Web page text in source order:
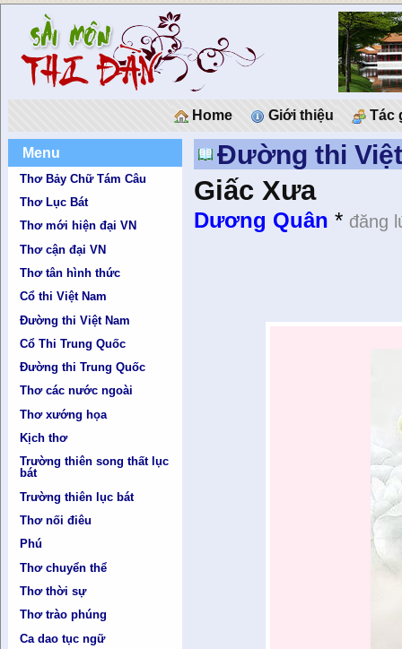
Home Giới thiệu Tác
Menu
Thơ Bảy Chữ Tám Câu
Thơ Lục Bát
Thơ mới hiện đại VN
Thơ cận đại VN
Thơ tân hình thức
Cổ thi Việt Nam
Đường thi Việt Nam
Cổ Thi Trung Quốc
Đường thi Trung Quốc
Thơ các nước ngoài
Thơ xướng họa
Kịch thơ
Trường thiên song thất lục
bát
Trường thiên lục bát
Thơ nối điêu
Phú
Thơ chuyển thể
Thơ thời sự
Thơ trào phúng
Ca dao tục ngữ
Đường thi
Giấc Xưa
Dương Quân * đăng